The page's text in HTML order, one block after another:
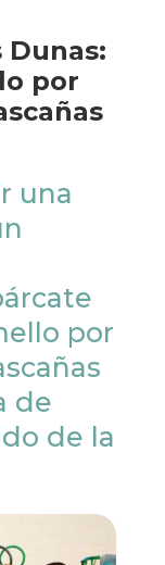
Dunas:
por
una
por
de
de la